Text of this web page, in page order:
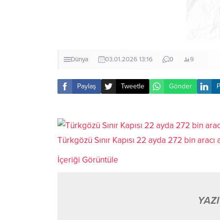
Dünya 03.01.2026 13:16 0 9
Paylaş Tweetle Gönder
Türkgözü Sınır Kapısı 22 ayda 272 bin aracı
İçeriği Görüntüle